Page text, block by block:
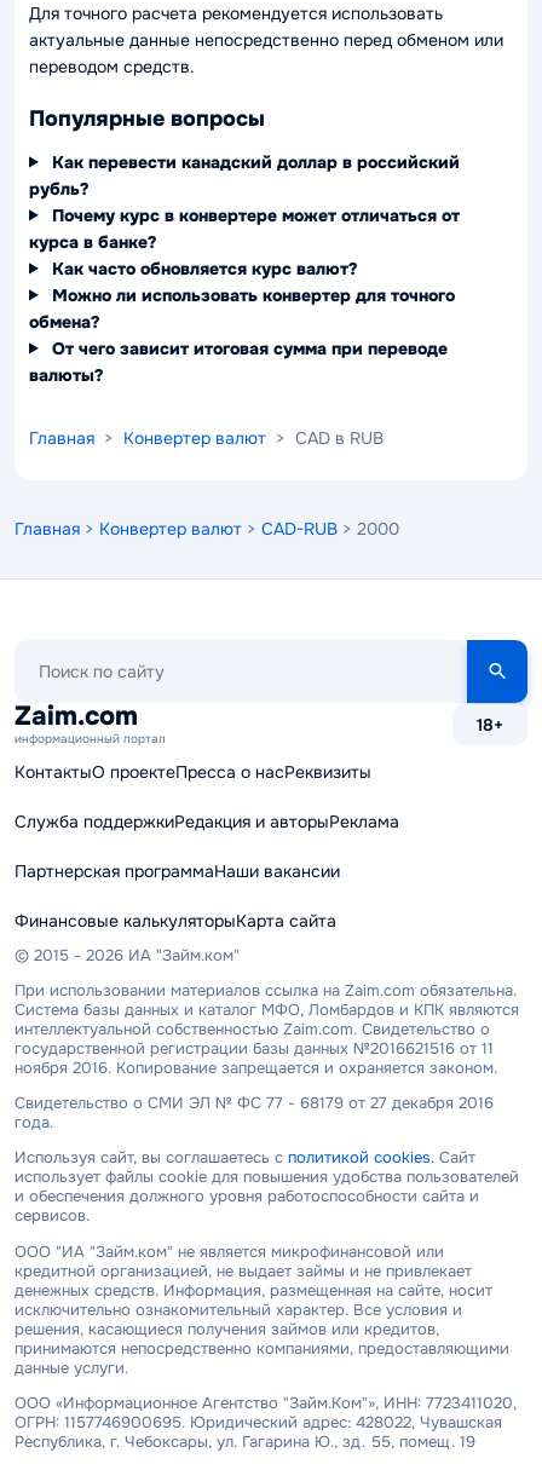
Для точного расчета рекомендуется использовать
актуальные данные непосредственно перед обменом или
переводом средств.
Популярные вопросы
Как перевести канадский доллар в российский
рубль?
Почему курс в конвертере может отличаться от
курса в банке?
Как часто обновляется курс валют?
Можно ли использовать конвертер для точного
обмена?
От чего зависит итоговая сумма при переводе
валюты?
Главная > Конвертер валют > CAD в RUB
Главная > Конвертер валют > CAD-RUB > 2000
сайту
Zaim.com
информационный портал
18+
КонтактыО проектеПресса о насРеквизиты
Служба поддержкиРедакция и авторыРеклама
Партнерская программаНаши вакансии
Финансовые калькуляторыКарта сайта
© 2015 - 2026 ИА "Займ.ком"
При использовании материалов ссылка на Zaim.com обязательна.
Система базы данных и каталог МФО, Ломбардов и КПК являются
интеллектуальной собственностью Zaim.com. Свидетельство о
государственной регистрации базы данных №2016621516 от 11
ноября 2016. Копирование запрещается и охраняется законом.
Свидетельство о СМИ ЭЛ № ФС 77 - 68179 от 27 декабря 2016
года.
Используя сайт, вы соглашаетесь с политикой cookies. Сайт
использует файлы cookie для повышения удобства пользователей
и обеспечения должного уровня работоспособности сайта и
сервисов.
ООО "ИА "Займ.ком" не является микрофинансовой или
кредитной организацией, не выдает займы и не привлекает
денежных средств. Информация, размещенная на сайте, носит
исключительно ознакомительный характер. Все условия и
решения, касающиеся получения займов или кредитов,
принимаются непосредственно компаниями, предоставляющими
данные услуги.
ООО «Информационное Агентство "Займ.Ком"», ИНН: 7723411020,
ОГРН: 1157746900695. Юридический адрес: 428022, Чувашская
Республика, г. Чебоксары, ул. Гагарина Ю., зд. 55, помещ. 19